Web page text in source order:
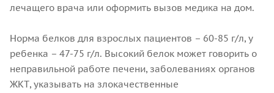
лечащего врача или оформить вызов медика на дом.
Норма белков для взрослых пациентов – 60-85 г/л, у
ребенка – 47-75 г/л. Высокий белок может говорить о
неправильной работе печени, заболеваниях органов
ЖКТ, указывать на злокачественные